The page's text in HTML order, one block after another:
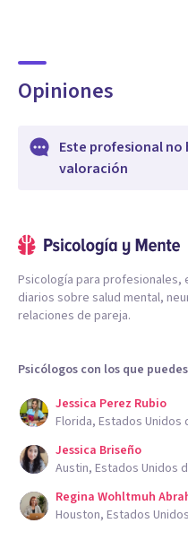
Opiniones
Este profesional
valoración
Psicología para profesionales,
diarios sobre salud mental,
relaciones de pareja.
Psicólogos con los que
Jessica Perez Rubio
Florida, Estados Unidos
Jessica Briseño
Austin, Estados Unidos
Regina Wohltmuh
Houston, Estados